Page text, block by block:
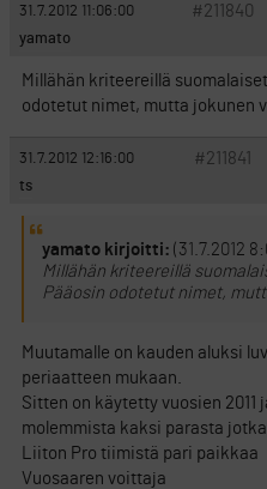
31.7.2012 11:06:00 #211840
yamato
Millähän kriteereillä
odotetut nimet, mutta jokunen
31.7.2012 12:16:00 #211841
ts
yamato kirjoitti: (31.7.2012
Millähän kriteereillä
Pääosin odotetut nimet,
Muutamalle on kauden aluksi
periaatteen mukaan.
Sitten on käytetty vuosien 2011
molemmista kaksi parasta
Liiton Pro tiimistä pari paikkaa
Vuosaaren voittaja